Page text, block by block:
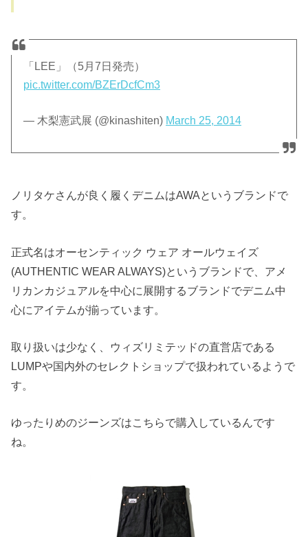
「LEE」（5月7日発売）
pic.twitter.com/BZErDcfCm3
— 木梨憲武展 (@kinashiten) March 25, 2014
ノリタケさんが良く履くデニムはAWAというブランドで
す。
正式名はオーセンティック ウェア オールウェイズ
(AUTHENTIC WEAR ALWAYS)というブランドで、アメ
リカンカジュアルを中心に展開するブランドでデニム中
心にアイテムが揃っています。
取り扱いは少なく、ウィズリミテッドの直営店である
LUMPや国内外のセレクトショップで扱われているようで
す。
ゆったりめのジーンズはこちらで購入しているんです
ね。